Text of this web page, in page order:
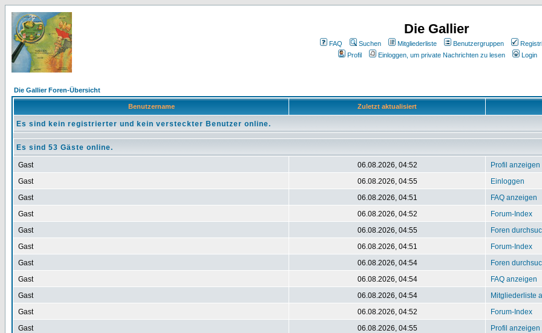
Die Gallier
FAQ Suchen Mitgliederliste Benutzergruppen
Profil
Einloggen, um private Nachrichten zu lesen Login
Die Gallier Foren-Übersicht
Benutzername Zuletzt aktualisiert
Es sind kein registrierter und kein versteckter Benutzer online.
Es sind 53 Gäste online.
Gast 06.08.2026, 04:52
Profil anzeigen
Gast
06.08.2026, 04:55
Einloggen
Gast
06.08.2026, 04:51
FAQ anzeigen
Gast
06.08.2026, 04:52
Forum-Index
Gast
06.08.2026, 04:55
Foren
Gast
06.08.2026, 04:51
Forum-Index
Gast
06.08.2026, 04:54
Foren
Gast
06.08.2026, 04:54
FAQ anzeigen
Gast
06.08.2026, 04:54
Mitgliederliste
Gast
06.08.2026, 04:52
Forum-Index
Gast
06.08.2026, 04:55
Profil anzeigen